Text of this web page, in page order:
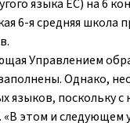
языка ЕС) на 6
6-я средняя школа
Управлением
Однако,
языков, поскольку
«В этом и следующем